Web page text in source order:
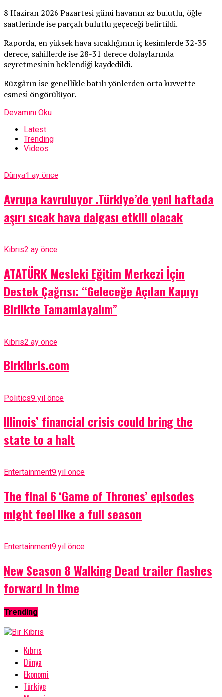
8 Haziran 2026 Pazartesi günü havanın az bulutlu, öğle
saatlerinde ise parçalı bulutlu geçeceği belirtildi.
Raporda, en yüksek hava sıcaklığının iç kesimlerde 32-35
derece, sahillerde ise 28-31 derece dolaylarında
seyretmesinin beklendiği kaydedildi.
Rüzgârın ise genellikle batılı yönlerden orta kuvvette
esmesi öngörülüyor.
Devamını Oku
Latest
Trending
Videos
Dünya1 ay önce
Avrupa kavruluyor .Türkiye’de yeni haftada
aşırı sıcak hava dalgası etkili olacak
Kıbrıs2 ay önce
ATATÜRK Mesleki Eğitim Merkezi İçin
Destek Çağrısı: “Geleceğe Açılan Kapıyı
Birlikte Tamamlayalım”
Kıbrıs2 ay önce
Birkibris.com
Politics9 yıl önce
Illinois’ financial crisis could bring the
state to a halt
Entertainment9 yıl önce
The final 6 ‘Game of Thrones’ episodes
might feel like a full season
Entertainment9 yıl önce
New Season 8 Walking Dead trailer flashes
forward in time
Trending
Kıbrıs
Dünya
Ekonomi
Türkiye